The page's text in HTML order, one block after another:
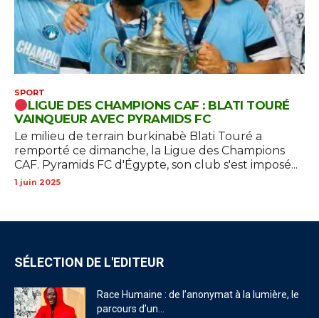
SPORT
LIGUE DES CHAMPIONS CAF : BLATI TOURÉ
VAINQUEUR AVEC PYRAMIDS FC
Le milieu de terrain burkinabè Blati Touré a
remporté ce dimanche, la Ligue des Champions
CAF. Pyramids FC d'Égypte, son club s'est imposé...
1 juin 2025
SÉLECTION DE L'EDITEUR
Race Humaine : de l’anonymat à la lumière, le
parcours d’un...